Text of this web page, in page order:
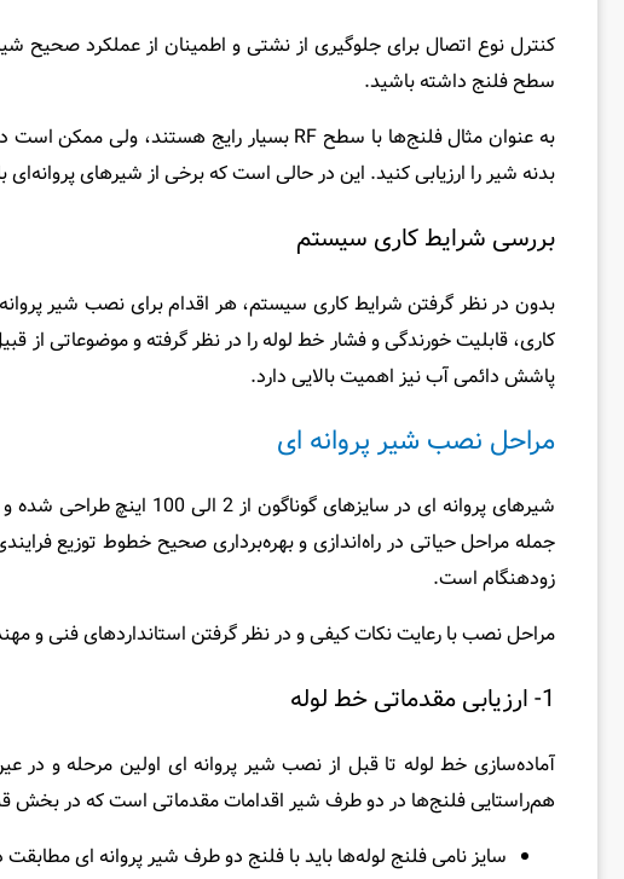
سطح فلنج داشته باشید.
بدنه شیر را ارزیابی کنید. این در حالی است که برخی از شیرهای
بررسی شرایط کاری سیستم
بدون در نظر گرفتن شرایط کاری سیستم، هر اقدام برای نصب شیر
کاری، قابلیت خورندگی و فشار خط لوله را در نظر گرفته و موضوعاتی
پاشش دائمی آب نیز اهمیت بالایی دارد.
مراحل نصب شیر پروانه ای
شیرهای پروانه ای در
جمله مراحل حیاتی در راه‌اندازی و بهره‌برداری صحیح خطوط توزیع
زودهنگام است.
مراحل نصب با رعایت نکات کیفی و در نظر گرفتن استانداردهای فنی و
1- ارزیابی مقدماتی خط لوله
آماده‌سازی خط لوله تا قبل ‌از نصب شیر پروانه ای اولین مرحله و
هم‌راستایی فلنج‌ها در دو طرف شیر اقدامات مقدماتی است که در بخش
سایز نامی فلنج لوله‌ها باید با فلنج دو طرف شیر پروانه ای